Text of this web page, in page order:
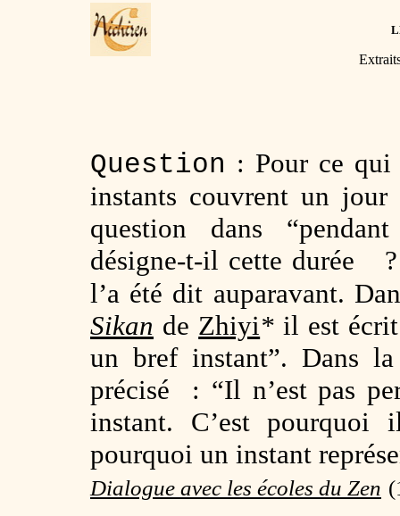
Question : Pour ce qui
instants couvrent un
question dans
désigne-t-il cette durée
l’a été dit auparavant.
Sikan de Zhiyi* il est
un bref instant”. Dans
précisé : “Il n’est pas
instant. C’est
pourquoi un instant
Dialogue avec les écoles du Zen